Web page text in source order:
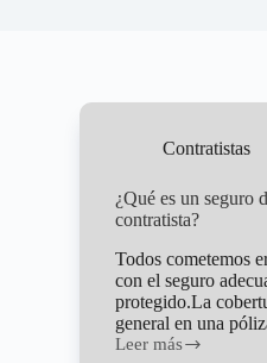
Contratistas
¿Qué es un seguro
contratista?
Todos cometemos
con el seguro
protegido.La
general en una
Leer más
¿Qué